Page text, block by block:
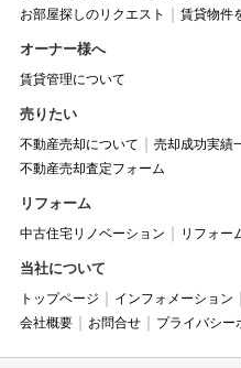
お部屋探しのリクエスト
賃貸物件
オーナー様へ
賃貸管理について
売りたい
不動産売却について 売却成功実績
不動産売却査定フォーム
リフォーム
中古住宅リノベーション リフォー
当社について
トップページ インフォメーション
会社概要
お問合せ プライバシー